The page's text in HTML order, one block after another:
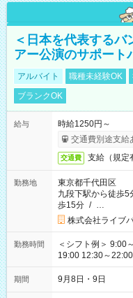
＜日本を代表するバ
アー公演のサポート
アルバイト 職種未経験OK
ブランクOK
給与
時給1250円～
交通費別途支給
交通費 支給（規定
勤務地
東京都千代田区
九段下駅から徒歩5
歩15分 / …
株式会社ライブ
勤務時間
＜シフト例＞ 9:00
19:00 12:30～22:00 上記の時間から好きな時間を選べます！ ※
時間は変更となる
期間 9月8日・9日